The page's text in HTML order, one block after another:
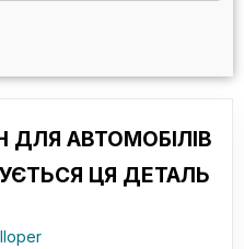
ДЛЯ АВТОМОБІЛІВ
ЦЯ ДЕТАЛЬ